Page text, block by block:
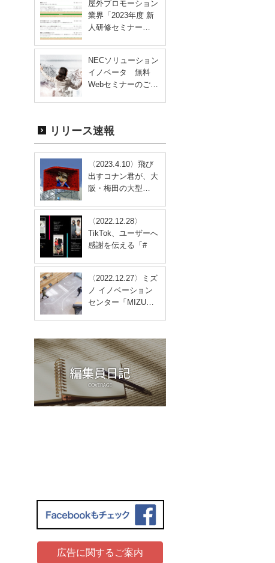
屋外プロモーション
業界「2023年度 新
人研修セミナー…
NECソリューション
イノベータ 無料
Webセミナーのご…
リリース速報
〈2023.4.10〉飛び
出すコナン君が、大
阪・梅田の大型…
〈2022.12.28〉
TikTok、ユーザーへ
感謝を伝える「#
〈2022.12.27〉ミズ
ノ イノベーション
センター「MIZU…
広告に関するご案内